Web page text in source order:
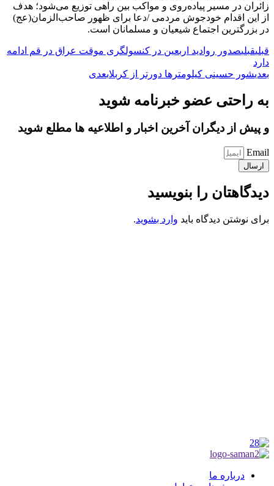
زائران در مسیر پیاده‌روی و مواکب بین راهی توزیع می‌شود؛ هدف
از این اقدام خودجوش مردمی /دعا برای ظهور صاحب‌الزمان(عج)
در بزرگترین اجتماع شیعیان و مسلمانان است.
قبلیقبلیصدور روادید اربعین در کنسولگری موقت عراق در قم ادامه
دارد
بعدیشور حسینی کیلومترها دورتر از کربلابعدی
به راحتی عضو خبرنامه شوید
و پیش از دیگران آخرین اخبار و اطلاعیه ها مطلع شوید
Email
ارسال
دیدگاهتان را بنویسید
برای نوشتن دیدگاه باید وارد بشوید.
درباره ما